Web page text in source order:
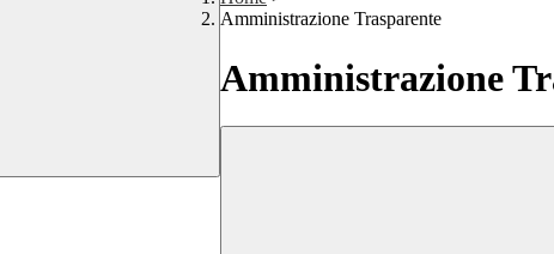
Amministrazione Trasparente
Amministrazione